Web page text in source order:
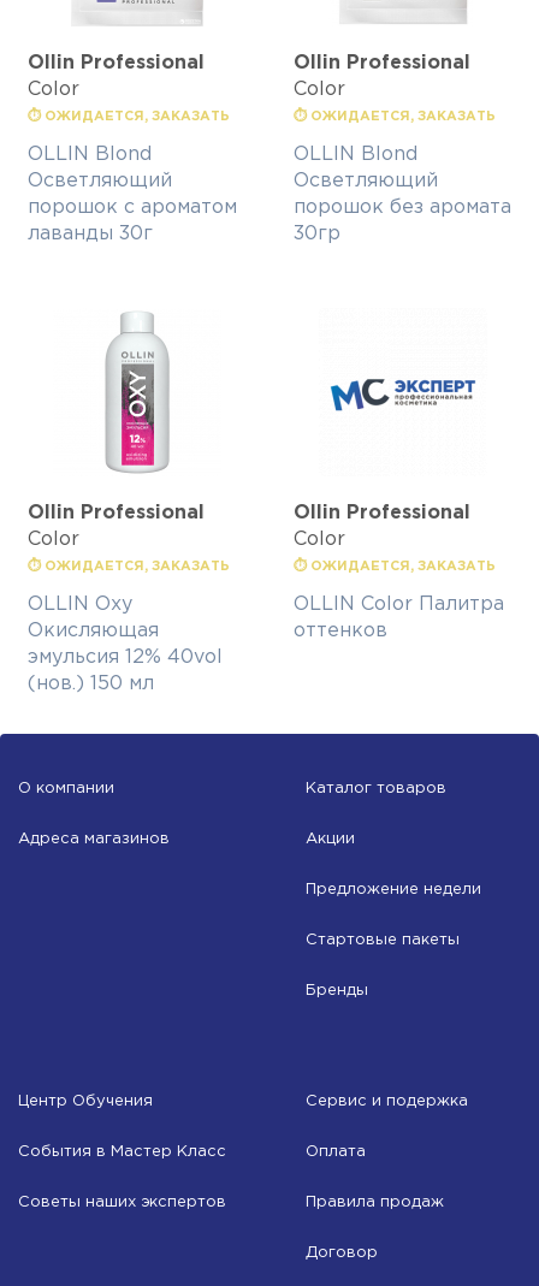
Ollin Professional
Color
⏱ ОЖИДАЕТСЯ, ЗАКАЗАТЬ
OLLIN Blond
Осветляющий
порошок с ароматом
лаванды 30г
Ollin Professional
Color
⏱ ОЖИДАЕТСЯ, ЗАКАЗАТЬ
OLLIN Blond
Осветляющий
порошок без аромата
30гр
Ollin Professional
Color
⏱ ОЖИДАЕТСЯ, ЗАКАЗАТЬ
OLLIN Oxy
Окисляющая
эмульсия 12% 40vol
(нов.) 150 мл
Ollin Professional
Color
⏱ ОЖИДАЕТСЯ, ЗАКАЗАТЬ
OLLIN Color Палитра
оттенков
О компании
Адреса магазинов
Каталог товаров
Акции
Предложение недели
Стартовые пакеты
Бренды
Центр Обучения
События в Мастер Класс
Советы наших экспертов
Сервис и подержка
Оплата
Правила продаж
Договор